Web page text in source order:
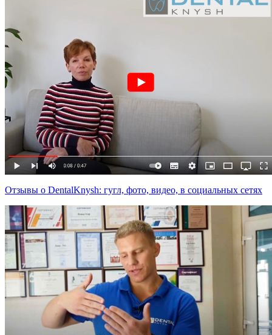
Отзывы о DentalKnysh: гугл, фото, видео, в социальных сетях